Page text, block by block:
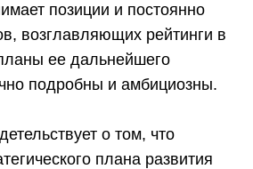
позиции и постоянно
возглавляющих рейтинги в
ее дальнейшего
подробны и амбициозны.
о том, что
плана развития